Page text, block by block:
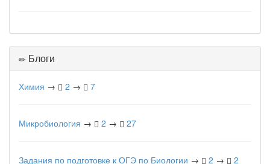
Блоги
Химия → 2 → 7
Микробиология → 2 → 27
Задания по подготовке к ОГЭ по Биологии → 2 → 2